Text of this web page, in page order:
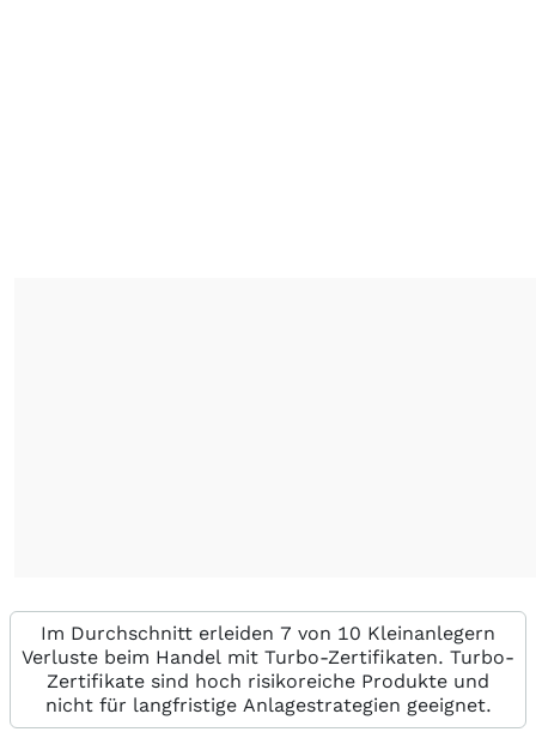
Im Durchschnitt erleiden 7 von 10 Kleinanlegern
Verluste beim Handel mit Turbo-Zertifikaten. Turbo-
Zertifikate sind hoch risikoreiche Produkte und
nicht für langfristige Anlagestrategien geeignet.